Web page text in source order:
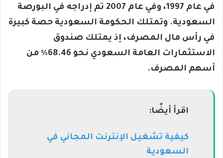
في عام 1997، وفي عام 2007 تم إدراجه في البورصة
السعودية. وتمتلك الحكومة السعودية حصة كبيرة
في رأس مال المصرف، إذ يمتلك صندوق
الاستثمارات العامة السعودي نحو 68.46٪ من
أسهم المصرف.
اقرأ أيضًا:
كيفية تشغيل الإنترنت المجاني في
السعودية